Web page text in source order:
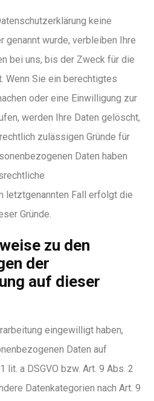
keine
genannt wurde, verbleiben Ihre
bei uns, bis der Zweck für die
Wenn Sie ein berechtigtes
oder eine Einwilligung zur
werden Ihre Daten gelöscht,
zulässigen Gründe für
Daten haben
letztgenannten Fall erfolgt die
Gründe.
zu den
der
auf dieser
eingewilligt haben,
Daten auf
lit. a DSGVO bzw. Art. 9 Abs. 2
Datenkategorien nach Art. 9